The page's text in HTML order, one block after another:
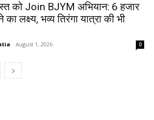
को Join BJYM अभियान: 6 हजार
लक्ष्य, भव्य तिरंगा यात्रा की भी
- August 1, 2026 0